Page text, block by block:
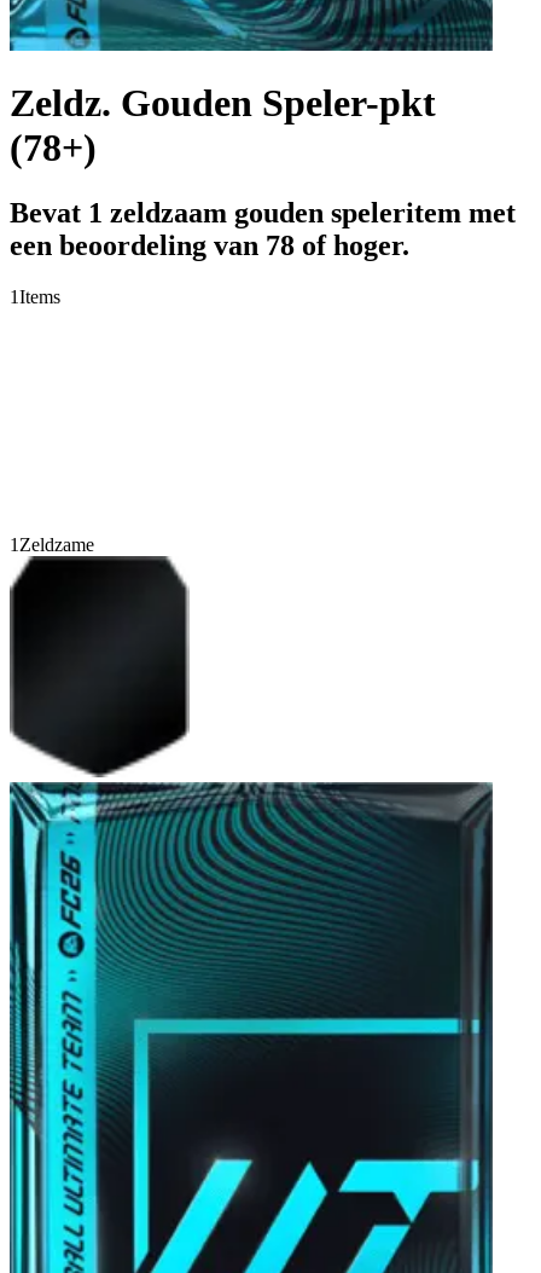
Zeldz. Gouden Speler-pkt
(78+)
Bevat 1 zeldzaam gouden speleritem met
een beoordeling van 78 of hoger.
1Items
1 Zeldzame